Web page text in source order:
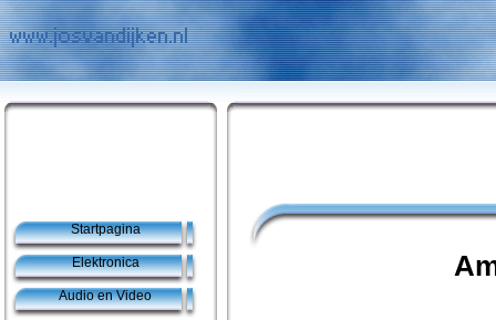
Startpagina
Elektronica
Audio en Video